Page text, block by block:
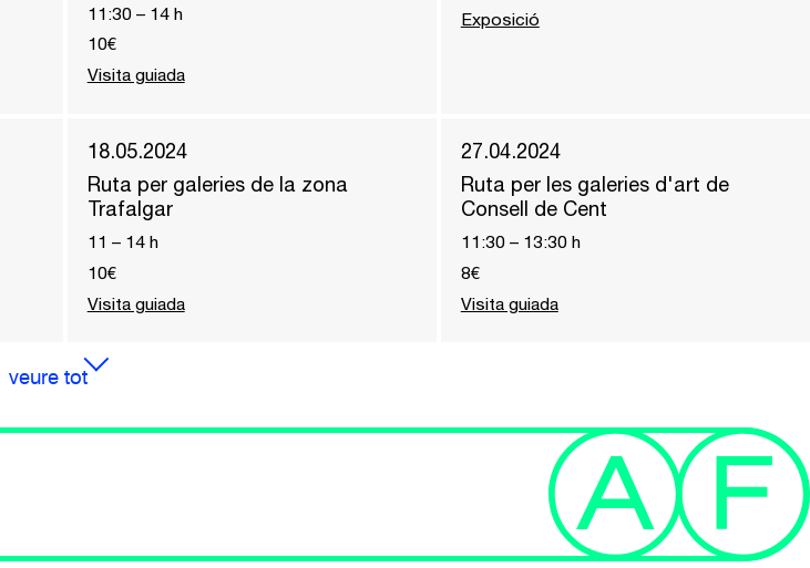
11:30– 14h
10€
Visita guiada
Exposició
18.05.2024
Ruta per galeries de la zona
Trafalgar
11 – 14h
10€
Visita guiada
27.04.2024
Ruta per les galeries d'art de
Consell de Cent
11:30– 13:30h
8€
Visita guiada
veure tot